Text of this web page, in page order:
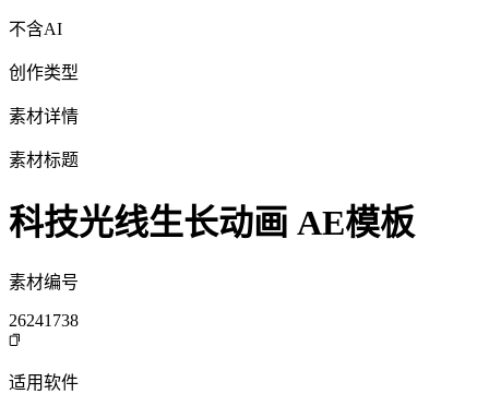
不含AI
创作类型
素材详情
素材标题
科技光线生长动画 AE模板
素材编号
26241738
适用软件